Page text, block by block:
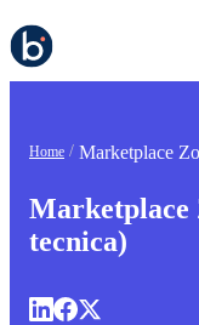
Home
Marketplace
tecnica)